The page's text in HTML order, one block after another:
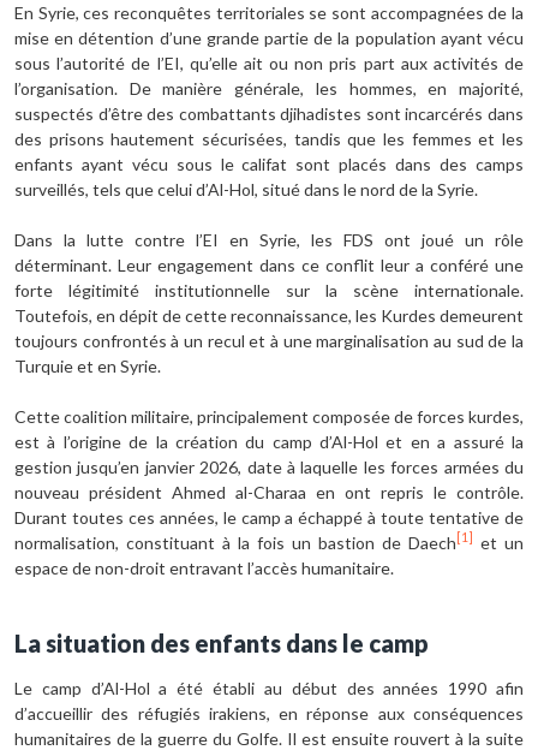
En Syrie, ces reconquêtes territoriales se sont accompagnées de la
mise en détention d’une grande partie de la population ayant vécu
sous l’autorité de l’EI, qu’elle ait ou non pris part aux activités de
l’organisation. De manière générale, les hommes, en majorité,
suspectés d’être des combattants djihadistes sont incarcérés dans
des prisons hautement sécurisées, tandis que les femmes et les
enfants ayant vécu sous le califat sont placés dans des camps
surveillés, tels que celui d’Al-Hol, situé dans le nord de la Syrie.
Dans la lutte contre l’EI en Syrie, les FDS ont joué un rôle
déterminant. Leur engagement dans ce conflit leur a conféré une
forte légitimité institutionnelle sur la scène internationale.
Toutefois, en dépit de cette reconnaissance, les Kurdes demeurent
toujours confrontés à un recul et à une marginalisation au sud de la
Turquie et en Syrie.
Cette coalition militaire, principalement composée de forces kurdes,
est à l’origine de la création du camp d’Al-Hol et en a assuré la
gestion jusqu’en janvier 2026, date à laquelle les forces armées du
nouveau président Ahmed al-Charaa en ont repris le contrôle.
Durant toutes ces années, le camp a échappé à toute tentative de
normalisation, constituant à la fois un bastion de Daech [1]
et un
espace de non-droit entravant l’accès humanitaire.
La situation des enfants dans le camp
Le camp d’Al-Hol a été établi au début des années 1990 afin
d’accueillir des réfugiés irakiens, en réponse aux conséquences
humanitaires de la guerre du Golfe. Il est ensuite rouvert à la suite